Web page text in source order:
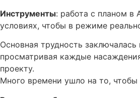
Инструменты: работа с планом в
условиях, чтобы в режиме
Основная трудность
просматривая каждые
проекту.
Много времени ушло на то,